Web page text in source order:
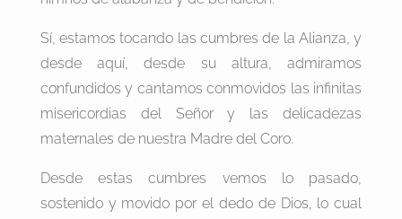
Sí, estamos tocando las cumbres de la Alianza, y
desde aquí, desde su altura, admiramos
confundidos y cantamos conmovidos las infinitas
misericordias del Señor y las delicadezas
maternales de nuestra Madre del Coro.
Desde estas cumbres vemos lo pasado,
sostenido y movido por el dedo de Dios, lo cual